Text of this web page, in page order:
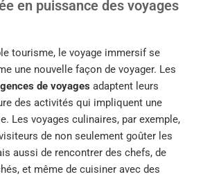
en puissance des voyages
tourisme, le voyage immersif se
une nouvelle façon de voyager. Les
de voyages adaptent leurs
des activités qui impliquent une
Les voyages culinaires, par exemple,
de non seulement goûter les
aussi de rencontrer des chefs, de
et même de cuisiner avec des